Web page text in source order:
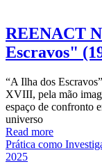
REENACT
Escravos"
“A Ilha dos
XVIII, pela mão
espaço de confronto
universo
Read more
Prática como
2025